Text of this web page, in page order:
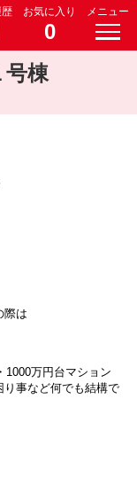
歴 お気に入り
0
メニュー
号棟
際は
1000万円台マション
事など何でも結構で